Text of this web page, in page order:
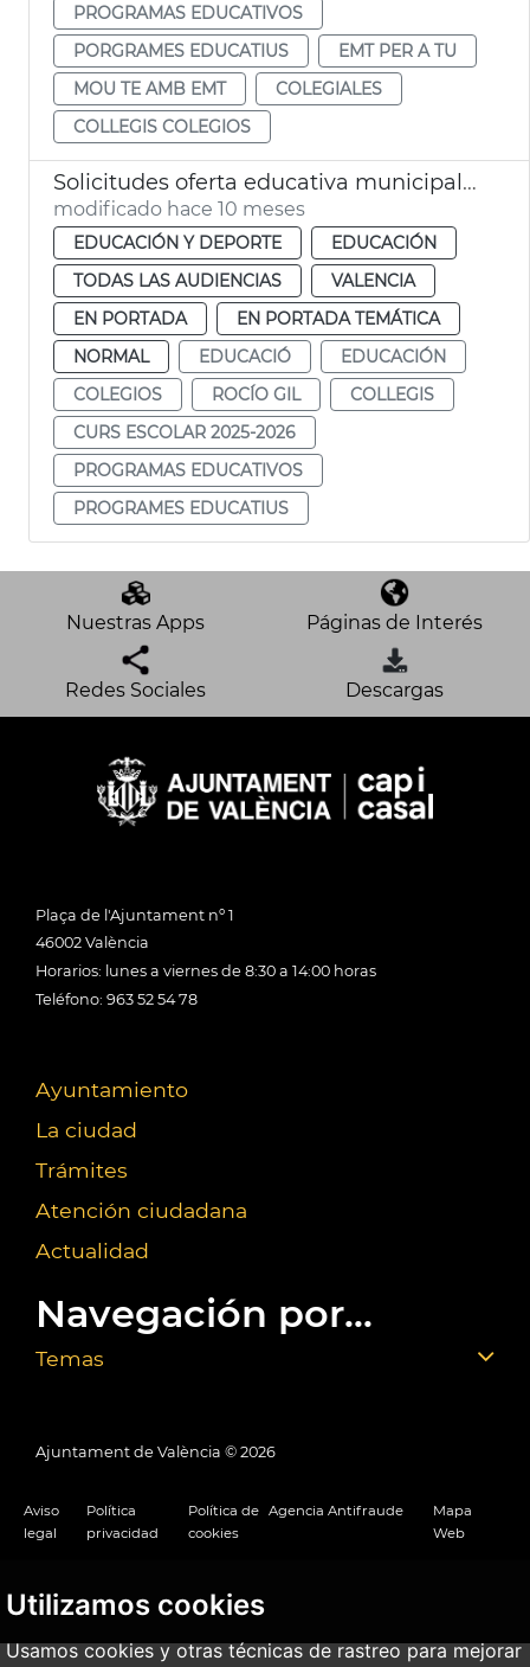
Utilizamos cookies
Usamos cookies y otras técnicas de rastreo para mejorar
PROGRAMAS EDUCATIVOS
PORGRAMES EDUCATIUS
EMT PER A TU
MOU TE AMB EMT
COLEGIALES
COLLEGIS COLEGIOS
Solicitudes oferta educativa municipal 2025-26
modificado hace 10 meses
EDUCACIÓN Y DEPORTE
EDUCACIÓN
TODAS LAS AUDIENCIAS
VALENCIA
EN PORTADA
EN PORTADA TEMÁTICA
NORMAL
EDUCACIÓ
EDUCACIÓN
COLEGIOS
ROCÍO GIL
COLLEGIS
CURS ESCOLAR 2025-2026
PROGRAMAS EDUCATIVOS
PROGRAMES EDUCATIUS
Nuestras Apps Páginas de Interés
Redes Sociales Descargas
Plaça de l'Ajuntament nº 1
46002 València
Horarios: lunes a viernes de 8:30 a 14:00 horas
Teléfono: 963 52 54 78
Ayuntamiento
La ciudad
Trámites
Atención ciudadana
Actualidad
Navegación por...
Temas
Ajuntament de València © 2026
Aviso
legal
Política
privacidad
Política de
cookies
Agencia Antifraude
Mapa
Web